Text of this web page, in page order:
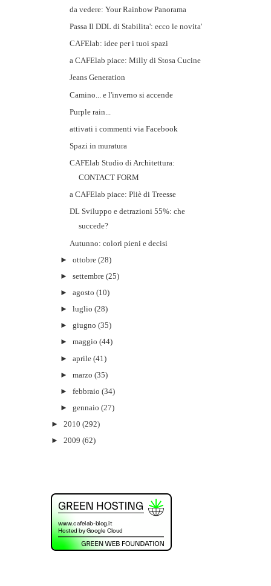
da vedere: Your Rainbow Panorama
Passa Il DDL di Stabilita': ecco le novita'
CAFElab: idee per i tuoi spazi
a CAFElab piace: Milly di Stosa Cucine
Jeans Generation
Camino... e l'inverno si accende
Purple rain...
attivati i commenti via Facebook
Spazi in muratura
CAFElab Studio di Architettura:
CONTACT FORM
a CAFElab piace: Pliè di Treesse
DL Sviluppo e detrazioni 55%: che
succede?
Autunno: colori pieni e decisi
►ottobre (28)
►settembre (25)
►agosto (10)
►luglio (28)
►giugno (35)
►maggio (44)
►aprile (41)
►marzo (35)
►febbraio (34)
►gennaio (27)
► 2010 (292)
► 2009 (62)